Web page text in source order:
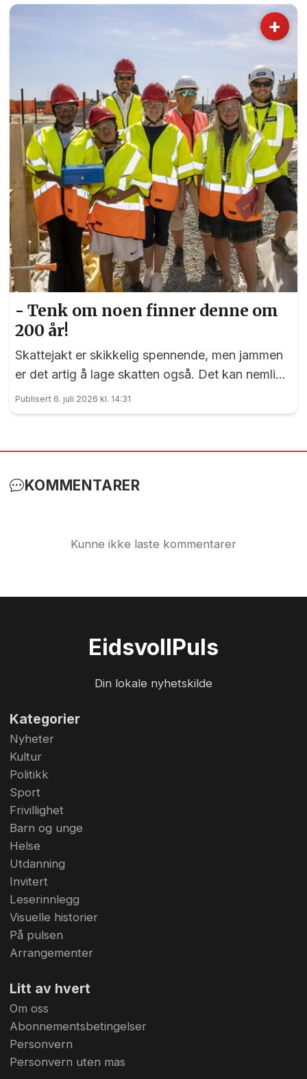
Kunne det går bra?
+
- Tenk om noen finner denne om
200 år!
Skattejakt er skikkelig spennende, men jammen
er det artig å lage skatten også. Det kan nemlig
elevene ved Vilberg barneskole skrive under på.
Denne saken ble publisert for første gang 15. juni
Publisert 6. juli 2026 kl. 14:31
KOMMENTARER
Kunne ikke laste kommentarer
EidsvollPuls
Din lokale nyhetskilde
Kategorier
Nyheter
Kultur
Politikk
Sport
Frivillighet
Barn og unge
Helse
Utdanning
Invitert
Leserinnlegg
Visuelle historier
På pulsen
Arrangementer
Litt av hvert
Om oss
Abonnementsbetingelser
Personvern
Personvern uten mas